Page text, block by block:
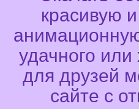
удачного
для друзей
сайте с